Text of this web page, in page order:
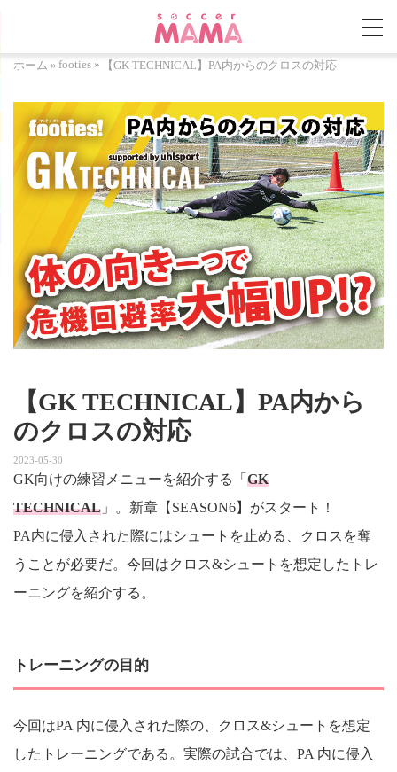
ホーム » footies » 【GK TECHNICAL】PA内からのクロスの対応
【GK TECHNICAL】PA内から
のクロスの対応
2023-05-30
GK向けの練習メニューを紹介する「 GK
TECHNICAL 」。新章【SEASON6】がスタート！
PA内に侵入された際にはシュートを止める、クロスを奪
うことが必要だ。今回はクロス&シュートを想定したトレ
ーニングを紹介する。
トレーニングの目的
今回はPA 内に侵入された際の、クロス&シュートを想定
したトレーニングである。実際の試合では、PA 内に侵入